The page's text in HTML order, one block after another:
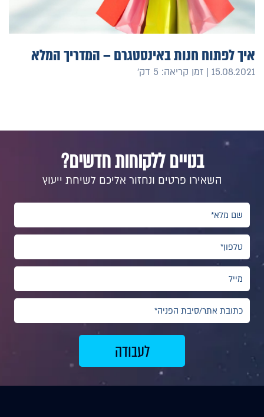
איך לפתוח חנות באינסטגרם – המדריך המלא
15.08.2021 | זמן קריאה: 5 דק׳
בנויים ללקוחות חדשים?
השאירו פרטים ונחזור אליכם לשיחת ייעוץ